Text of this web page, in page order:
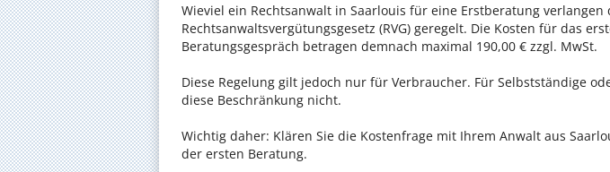
Wieviel ein Rechtsanwalt in Saarlouis für eine Erstberatung verlangen
Rechtsanwaltsvergütungsgesetz (RVG) geregelt. Die Kosten für das
Beratungsgespräch betragen demnach maximal 190,00 € zzgl. MwSt.
Diese Regelung gilt jedoch nur für Verbraucher. Für Selbstständige
diese Beschränkung nicht.
Wichtig daher: Klären Sie die Kostenfrage mit Ihrem Anwalt aus
der ersten Beratung.